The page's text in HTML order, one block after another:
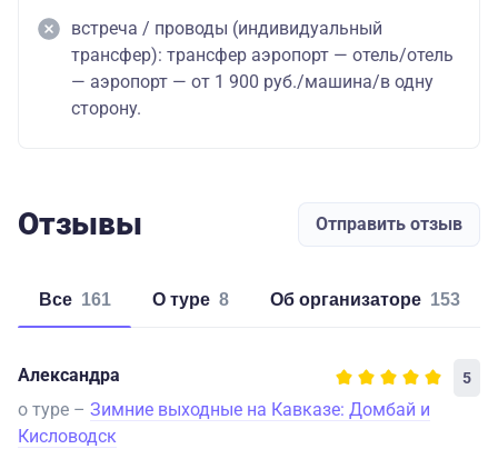
встреча / проводы (индивидуальный
трансфер): трансфер аэропорт — отель/отель
— аэропорт — от 1 900 руб./машина/в одну
сторону.
Отзывы Отправить отзыв
Все 161 о туре 8 об организаторе 153
Александра 5
о туре – Зимние выходные на Кавказе: Домбай и
Кисловодск